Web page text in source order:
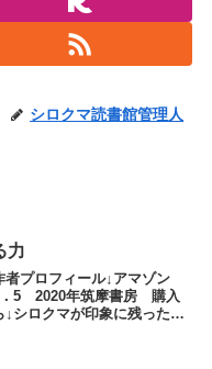
シロクマ読書館管理人
力
プロフィール↓アマゾン
2020年筑摩書房 購入
↓シロクマが印象に残った部